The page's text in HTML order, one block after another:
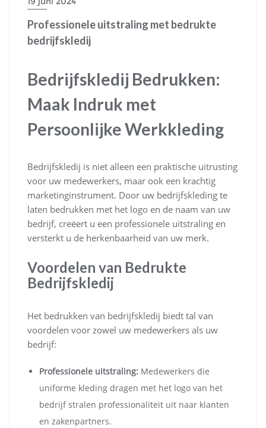
Professionele uitstraling met bedrukte
bedrijfskledij
Bedrijfskledij Bedrukken:
Maak Indruk met
Persoonlijke Werkkleding
Bedrijfskledij is niet alleen een praktische uitrusting
voor uw medewerkers, maar ook een krachtig
marketinginstrument. Door uw bedrijfskleding te
laten bedrukken met het logo en de naam van uw
bedrijf, creëert u een professionele uitstraling en
versterkt u de herkenbaarheid van uw merk.
Voordelen van Bedrukte
Bedrijfskledij
Het bedrukken van bedrijfskledij biedt tal van
voordelen voor zowel uw medewerkers als uw
bedrijf:
Professionele uitstraling: Medewerkers die
uniforme kleding dragen met het logo van het
bedrijf stralen professionaliteit uit naar klanten
en zakenpartners.